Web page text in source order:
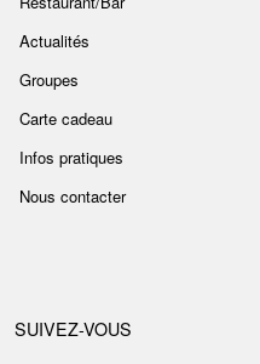
Actualités
Groupes
Carte cadeau
Infos pratiques
Nous contacter
SUIVEZ-VOUS